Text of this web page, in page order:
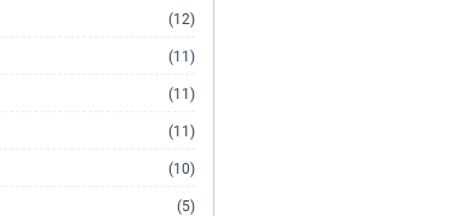
(12)
(11)
(11)
(11)
(10)
(5)